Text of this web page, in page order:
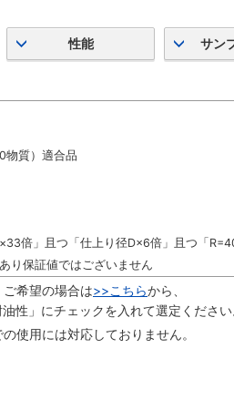
性能 サン
物質）適合品
倍」且つ「仕上り径D×6倍」且つ「
り保証値ではございません
希望の場合は>>こちらから、
性」にチェックを入れて選定くださ
使用には対応しておりません。